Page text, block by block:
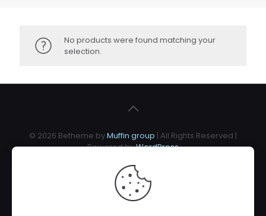
No products were found matching your
selection.
© 2026 Betheme byMuffin group | All Rights Reserved |
Powered byWordPress